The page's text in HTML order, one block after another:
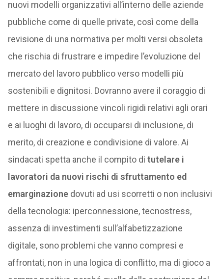
nuovi modelli organizzativi all’interno delle aziende
pubbliche come di quelle private, così come della
revisione di una normativa per molti versi obsoleta
che rischia di frustrare e impedire l’evoluzione del
mercato del lavoro pubblico verso modelli più
sostenibili e dignitosi. Dovranno avere il coraggio di
mettere in discussione vincoli rigidi relativi agli orari
e ai luoghi di lavoro, di occuparsi di inclusione, di
merito, di creazione e condivisione di valore. Ai
sindacati spetta anche il compito di tutelare i
lavoratori da nuovi rischi di sfruttamento ed
emarginazionedovuti ad usi scorretti o non inclusivi
della tecnologia: iperconnessione, tecnostress,
assenza di investimenti sull’alfabetizzazione
digitale, sono problemi che vanno compresi e
affrontati, non in una logica di conflitto, ma di gioco a